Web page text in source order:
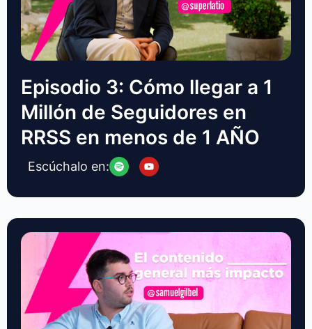
Episodio 3: Cómo llegar a 1
Millón de Seguidores en
RRSS en menos de 1 AÑO
Escúchalo en: